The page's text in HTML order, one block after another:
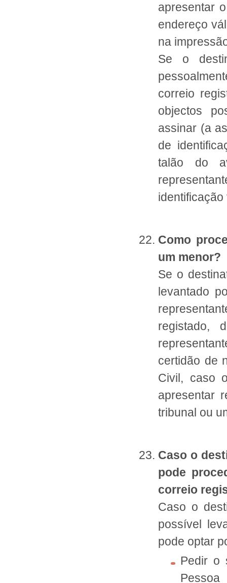
apresentar
endereço
na
Se o
correio
objectos
assinar (a
de
talão do
Como
um menor?
Se o
levantado
registado,
certidão de
Civil, caso
apresentar
tribunal ou
Caso o
pode
correio
Caso o
possível
pode optar
Pedir o
Pessoa